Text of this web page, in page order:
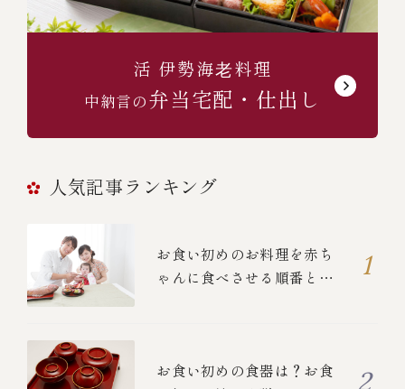
活 伊勢海⽼料理
中納言の弁当宅配・仕出し
人気記事ランキング
お食い初めのお料理を赤ち
ゃんに食べさせる順番と
お食い初めの食器は？お食